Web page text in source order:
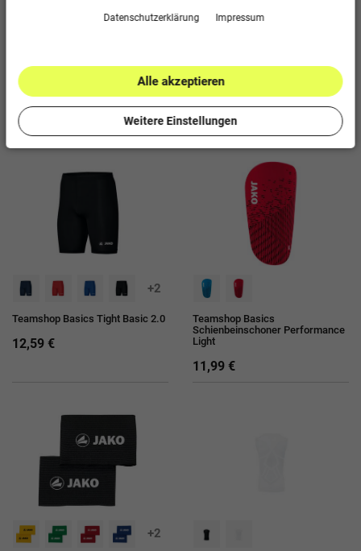
Teamshop Basics
Trainingssocken Kurz
5,99 €
Teamshop Basics Jakolette
Locker
14,99 €
+2
Teamshop Basics Tight Basic 2.0
12,59 €
Teamshop Basics
Schienbeinschoner Performance
Light
11,99 €
+2
Daten­schutz­erklärung
Impressum
Alle akzeptieren
Weitere Einstellungen